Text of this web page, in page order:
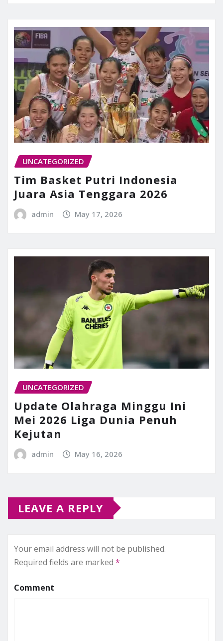
UNCATEGORIZED
Tim Basket Putri Indonesia
Juara Asia Tenggara 2026
admin May 17, 2026
UNCATEGORIZED
Update Olahraga Minggu Ini
Mei 2026 Liga Dunia Penuh
Kejutan
admin May 16, 2026
LEAVE A REPLY
Your email address will not be published.
Required fields are marked *
Comment